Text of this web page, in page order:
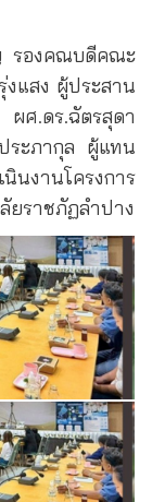
รองคณบดีคณะ
แสง ผู้ประสาน
ศ.ดร.ฉัตรสุดา
ะภากุล ผู้แทน
นงานโครงการ
ยราชภัฏลำปาง